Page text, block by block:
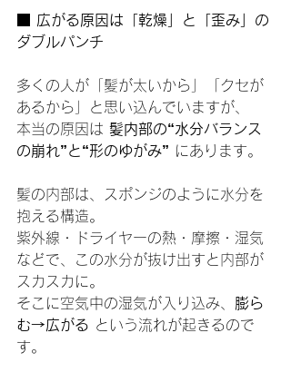
■ 広がる原因は「乾燥」と「歪み」の
ダブルパンチ
多くの人が「髪が太いから」「クセが
あるから」と思い込んでいますが、
本当の原因は 髪内部の“水分バランス
の崩れ”と“形のゆがみ” にあります。
髪の内部は、スポンジのように水分を
抱える構造。
紫外線・ドライヤーの熱・摩擦・湿気
などで、この水分が抜け出すと内部が
スカスカに。
そこに空気中の湿気が入り込み、 膨ら
む→広がる という流れが起きるので
す。